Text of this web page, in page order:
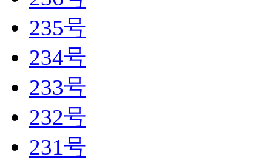
235号
234号
233号
232号
231号